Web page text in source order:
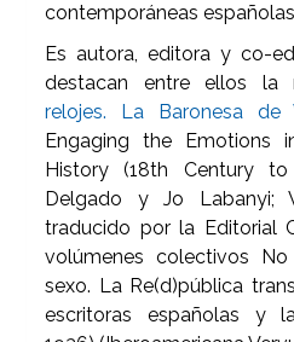
contemporáneas
Es autora, editora y co-
destacan entre ellos la
relojes. La Baronesa de
Engaging the Emotions
History (18th Century
Delgado y Jo Labanyi;
traducido por la Editorial
volúmenes colectivos
sexo. La Re(d)pública
escritoras españolas y